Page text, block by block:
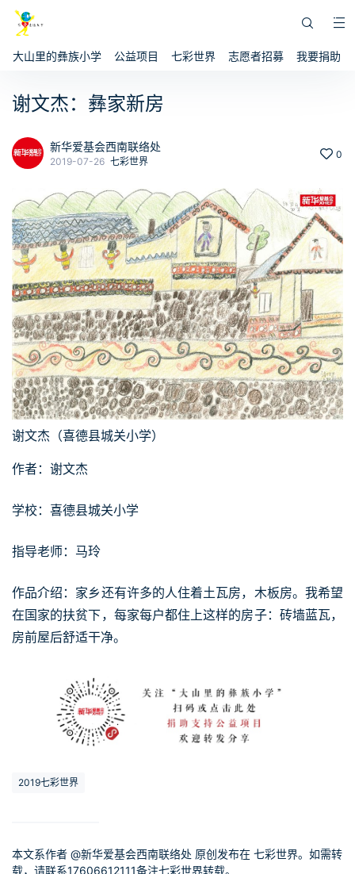
大山里的彝族小学 公益项目 七彩世界 志愿者招募 我要捐助
谢文杰：彝家新房
新华爱基会西南联络处
2019-07-26 七彩世界
0
谢文杰（喜德县城关小学）
作者：谢文杰
学校：喜德县城关小学
指导老师：马玲
作品介绍：家乡还有许多的人住着土瓦房，木板房。我希望
在国家的扶贫下，每家每户都住上这样的房子：砖墙蓝瓦，
房前屋后舒适干净。
2019七彩世界
本文系作者 @新华爱基会西南联络处 原创发布在 七彩世界。如需转
载，请联系17606612111备注七彩世界转载。